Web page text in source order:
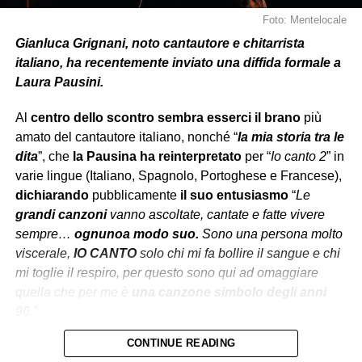
Foto: Mentelocale
Gianluca Grignani, noto cantautore e chitarrista
italiano, ha recentemente inviato una diffida formale a
Laura Pausini.
Al centro dello scontro sembra esserci il branopiù
amato del cantautore italiano, nonché “la mia storia tra le
dita”, chela Pausina ha reinterpretatoper “Io canto 2” in
varie lingue (Italiano, Spagnolo, Portoghese e Francese),
dichiarandopubblicamente il suo entusiasmo“Le
grandi canzonivanno ascoltate, cantate e fatte vivere
sempre… ognunoa modo suo. Sono una persona molto
viscerale, IO CANTOsolo chi mi fa bollire il sangue e chi
mi toglie il respiro, per questo sono qui ad omaggiare
simbolo degli anni
Warner Chappell Music le modifiche
CONTINUE READING